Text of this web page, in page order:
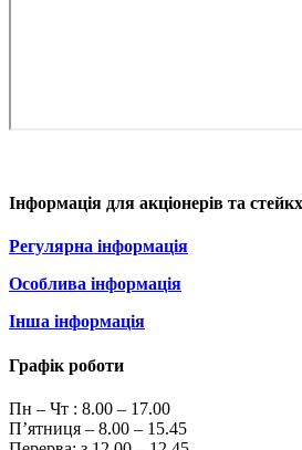
Інформація для акціонерів та
Регулярна інформація
Особлива інформація
Інша інформація
Графік роботи
Пн – Чт : 8.00 – 17.00
П’ятниця – 8.00 – 15.45